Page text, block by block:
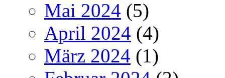
Mai 2024 (5)
April 2024 (4)
März 2024 (1)